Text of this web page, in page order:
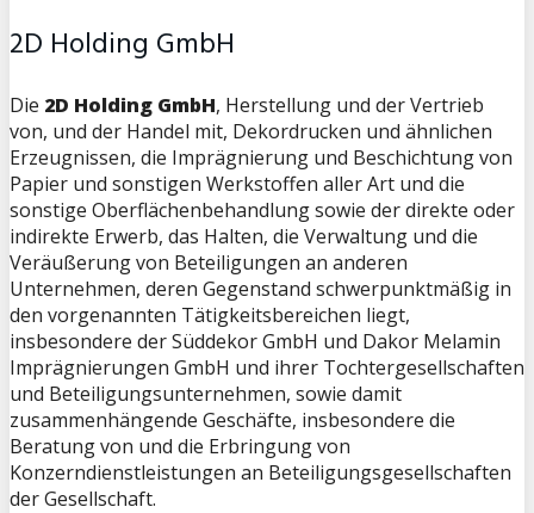
2D Holding GmbH
Die 2D Holding GmbH, Herstellung und der Vertrieb
von, und der Handel mit, Dekordrucken und ähnlichen
Erzeugnissen, die Imprägnierung und Beschichtung von
Papier und sonstigen Werkstoffen aller Art und die
sonstige Oberflächenbehandlung sowie der direkte oder
indirekte Erwerb, das Halten, die Verwaltung und die
Veräußerung von Beteiligungen an anderen
Unternehmen, deren Gegenstand schwerpunktmäßig in
den vorgenannten Tätigkeitsbereichen liegt,
insbesondere der Süddekor GmbH und Dakor Melamin
Imprägnierungen GmbH und ihrer Tochtergesellschaften
und Beteiligungsunternehmen, sowie damit
zusammenhängende Geschäfte, insbesondere die
Beratung von und die Erbringung von
Konzerndienstleistungen an Beteiligungsgesellschaften
der Gesellschaft.